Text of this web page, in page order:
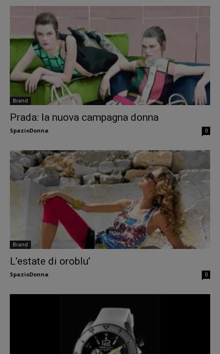
Brand
Prada: la nuova campagna donna
SpazioDonna 0
Brand
L’estate di oroblu’
SpazioDonna 0